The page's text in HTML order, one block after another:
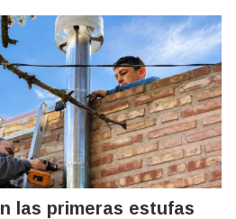
las primeras estufas